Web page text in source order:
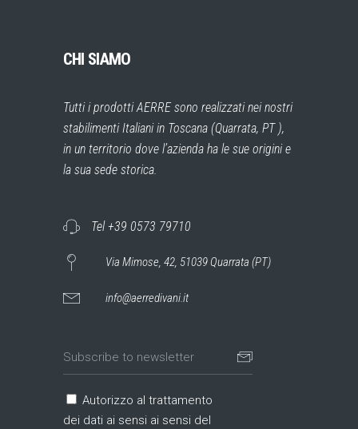
CHI SIAMO
Tutti i prodotti AERRE sono realizzati nei nostri
stabilimenti Italiani in Toscana (Quarrata, PT ),
in un territorio dove l’azienda ha le sue origini e
la sua sede storica.
Tel +39 0573 79710
Via Mimose, 42, 51039 Quarrata (PT)
info@aerredivani.it
Autorizzo al trattamento
dei dati ai sensi ai sensi del